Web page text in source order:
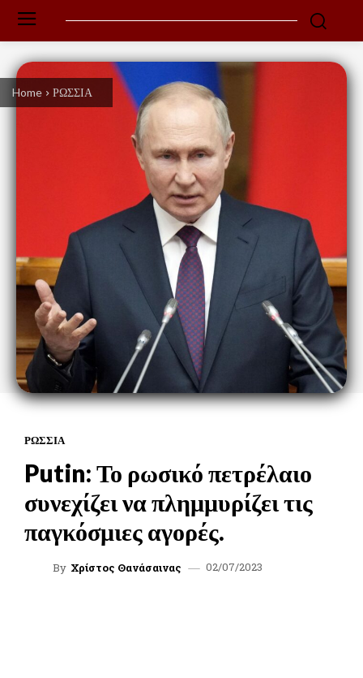
Home ΡΩΣΣΙΑ
ΡΩΣΣΙΑ
Putin: Το ρωσικό πετρέλαιο
συνεχίζει να πλημμυρίζει τις
παγκόσμιες αγορές.
By Χρίστος Θανάσαινας 02/07/2023